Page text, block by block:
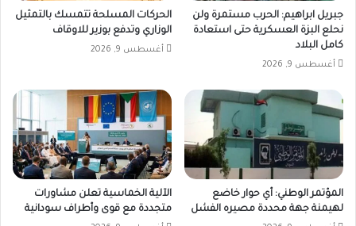
جبريل ابراهيم: الحرب مستمرة ولن
نحلع البزة العسكرية حتى استعادة
كامل البلاد
أغسطس 9, 2026
الحركات المسلحة تتمسك بالتمثيل
الوزاري وتدفع بوزير للاوقاف
أغسطس 9, 2026
المؤتمر الوطني: أي حوار خاضع
لهيمنة جهة محددة مصيره الفشل
الآلية الخماسية تعلن مشاورات
متجددة مع قوى وأطراف سودانية